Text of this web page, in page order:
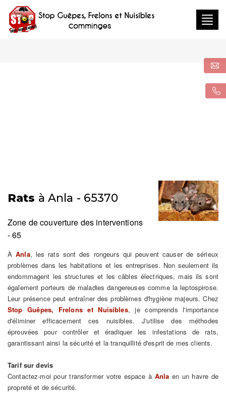
Rats à Anla - 65370
Zone de couverture des interventions
- 65
ÀAnla, les rats sont des rongeurs qui peuvent causer de sérieux
problèmes dans les habitations et les entreprises. Non seulement ils
endommagent les structures et les câbles électriques, mais ils sont
également porteurs de maladies dangereuses comme la leptospirose.
Leur présence peut entraîner des problèmes d'hygiène majeurs. Chez
Stop Guêpes, Frelons et Nuisibles, je comprends l'importance
d'éliminer efficacement ces nuisibles. J'utilise des méthodes
éprouvées pour contrôler et éradiquer les infestations de rats,
garantissant ainsi la sécurité et la tranquillité d'esprit de mes clients.
Tarif sur devis
Contactez-moi pour transformer votre espace à Anla en un havre de
propreté et de sécurité.